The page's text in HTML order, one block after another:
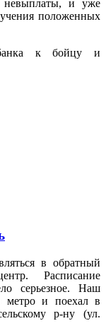
и уже
положенных
к бойцу и
в обратный
Расписание
серьезное. Наш
метро и поехал в
р-ну (ул.